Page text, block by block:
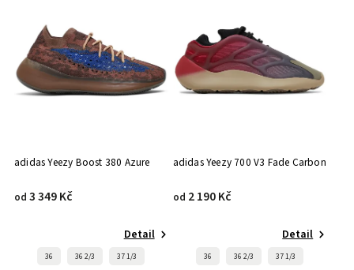
adidas Yeezy Boost 380 Azure
od 3 349 Kč
Detail
36 36 2/3 37 1/3
adidas Yeezy 700 V3 Fade Carbon
od 2 190 Kč
Detail
36 36 2/3 37 1/3